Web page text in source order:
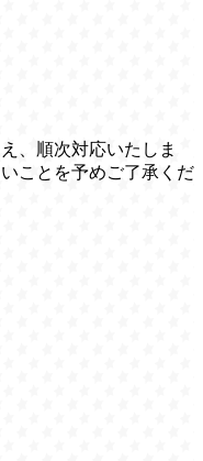
、順次対応いたしま
ことを予めご了承くだ